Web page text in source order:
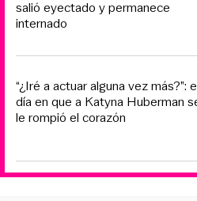
salió eyectado y permanece
internado
“¿Iré a actuar alguna vez más?”:
día en que a Katyna Huberman
le rompió el corazón